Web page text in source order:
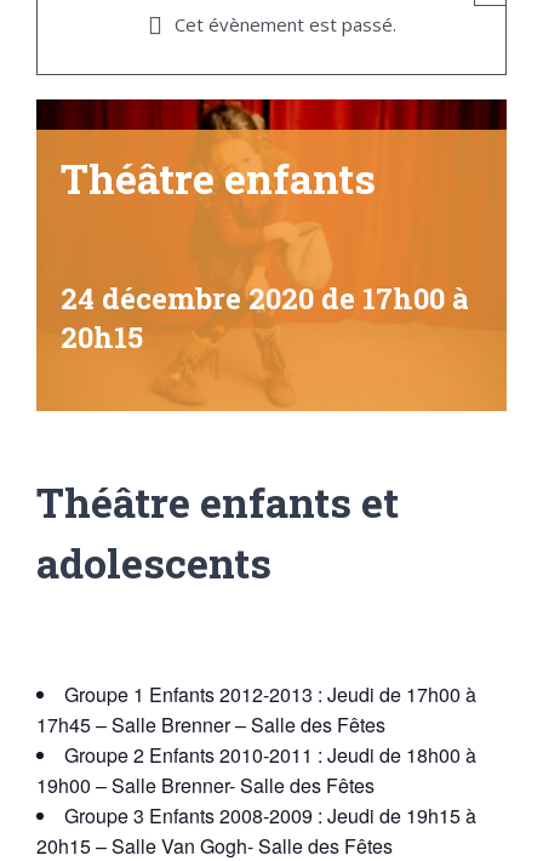
Cet évènement est passé.
Théâtre enfants
24 décembre 2020 de 17h00 à
20h15
Théâtre enfants et
adolescents
Groupe 1 Enfants 2012-2013 : Jeudi de 17h00 à
17h45 – Salle Brenner – Salle des Fêtes
Groupe 2 Enfants 2010-2011 : Jeudi de 18h00 à
19h00 – Salle Brenner- Salle des Fêtes
Groupe 3 Enfants 2008-2009 : Jeudi de 19h15 à
20h15 – Salle Van Gogh- Salle des Fêtes